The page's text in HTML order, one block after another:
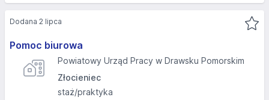
Pomoc biurowa
Powiatowy Urząd Pracy w Drawsku Pomorskim
Złocieniec
staż/praktyka
Dodana 2 lipca